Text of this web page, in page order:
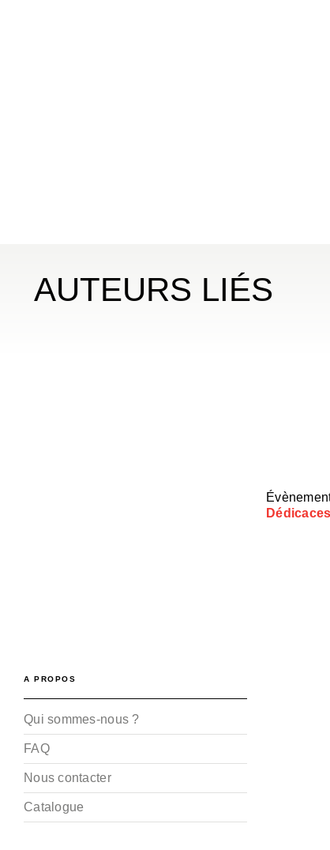
AUTEURS LIÉS
A PROPOS
Qui sommes-nous ?
FAQ
Nous contacter
Catalogue